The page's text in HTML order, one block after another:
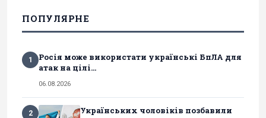
ПОПУЛЯРНЕ
1
Росія може використати українські БпЛА для
атак на цілі...
06.08.2026
2
Українських чоловіків позбавили